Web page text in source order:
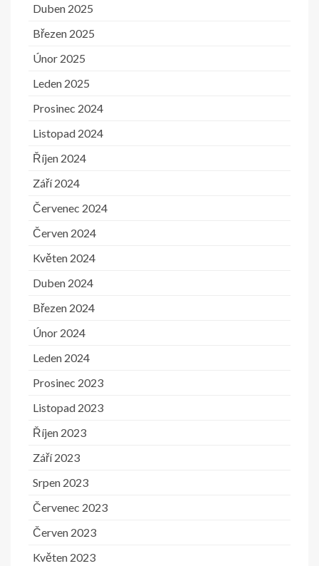
Duben 2025
Březen 2025
Únor 2025
Leden 2025
Prosinec 2024
Listopad 2024
Říjen 2024
Září 2024
Červenec 2024
Červen 2024
Květen 2024
Duben 2024
Březen 2024
Únor 2024
Leden 2024
Prosinec 2023
Listopad 2023
Říjen 2023
Září 2023
Srpen 2023
Červenec 2023
Červen 2023
Květen 2023